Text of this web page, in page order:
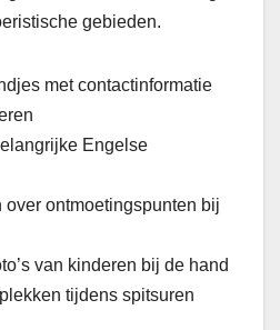
gebieden.
met contactinformatie
Engelse
over ontmoetingspunten bij
van kinderen bij de hand
tijdens spitsuren